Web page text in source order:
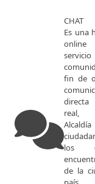
CHAT​​
Es una
online
fin de
directa
real,
los
de la